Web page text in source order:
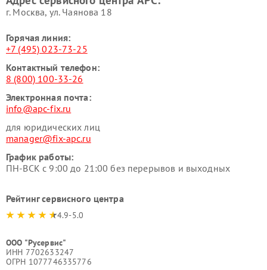
г. Москва, ул. Чаянова 18
Горячая линия:
+7 (495) 023-73-25
Контактный телефон:
8 (800) 100-33-26
Электронная почта:
info@apc-fix.ru
для юридических лиц
manager@fix-apc.ru
График работы:
ПН-ВСК с 9:00 до 21:00 без перерывов и выходных
Рейтинг сервисного центра
4.9-5.0
ООО "Русервис"
ИНН 7702633247
ОГРН 1077746335776